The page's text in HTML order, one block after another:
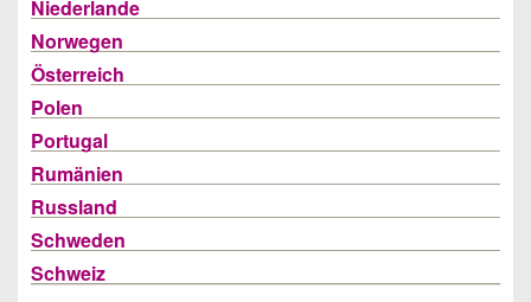
Niederlande
Norwegen
Österreich
Polen
Portugal
Rumänien
Russland
Schweden
Schweiz